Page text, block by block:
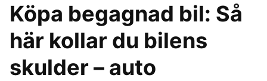
Köpa begagnad bil: Så
här kollar du bilens
skulder – auto